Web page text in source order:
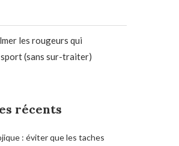
les rougeurs qui
(sans sur-traiter)
récents
: éviter que les taches